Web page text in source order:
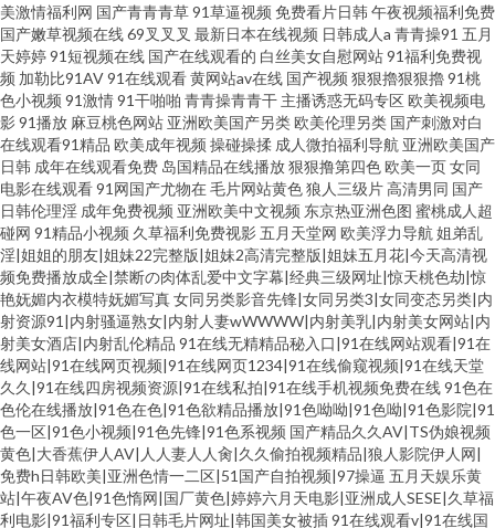
美激情福利网 国产青青青草91草逼视频 免费看片日韩午夜视频福利免费
国产嫩草视频在线69叉叉叉 最新日本在线视频 日韩成人a 青青操91 五月
天婷婷91短视频在线 国产在线观看的 白丝美女自慰网站91福利免费视
频 加勒比91AV91在线观看黄网站av在线 国产视频 狠狠擼狠狠擼91桃
色小视频 91激情91干啪啪 青青操青青干 主播诱惑无码专区欧美视频电
影91播放 麻豆桃色网站 亚洲欧美国产另类欧美伦理另类 国产刺激对白
在线观看91精品 欧美成年视频 操碰操揉 成人微拍福利导航 亚洲欧美国产
日韩 成年在线观看免费 岛国精品在线播放狠狠撸第四色欧美一页女同
电影在线观看91网国产尤物在毛片网站黄色狼人三级片高清男同 国产
日韩伦理淫 成年免费视频 亚洲欧美中文视频 东京热亚洲色图 蜜桃成人超
碰网 91精品小视频 久草福利免费视影 五月天堂网 欧美浮力导航 姐弟乱
淫|姐姐的朋友|姐妹22完整版|姐妹2高清完整版|姐妹五月花|今天高清视
频免费播放成全|禁断の肉体乱爱中文字幕|经典三级网址|惊天桃色劫|惊
艳妩媚内衣模特妩媚写真女同另类影音先锋|女同另类3|女同变态另类|内
射资源91|内射骚逼熟女|内射人妻wWWWW|内射美乳|内射美女网站|内
射美女酒店|内射乱伦精品 91在线无精精品秘入口|91在线网站观看|91在
线网站|91在线网页视频|91在线网页1234|91在线偷窥视频|91在线天堂
久久|91在线四房视频资源|91在线私拍|91在线手机视频免费在线91色在
色伦在线播放|91色在色|91色欲精品播放|91色呦呦|91色呦|91色影院|91
色一区|91色小视频|91色先锋|91色系视频 国产精品久久AV|TS伪娘视频
黄色|大香蕉伊人AV|人人妻人人肏|久久偷拍视频精品|狼人影院伊人网|
免费h日韩欧美|亚洲色情一二区|51国产自拍视频|97操逼 五月天娱乐黄
站|午夜AV色|91色惰网|国厂黄色|婷婷六月天电影|亚洲成人SESE|久草福
利电影|91福利专区|日韩毛片网址|韩国美女被插91在线观看v|91在线国